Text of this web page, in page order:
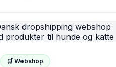
🛒 Webshop